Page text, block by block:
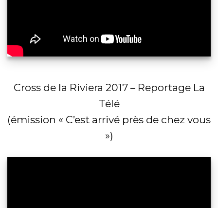
Cross de la Riviera 2017 – Reportage La
Télé
(émission « C’est arrivé près de chez vous
»)